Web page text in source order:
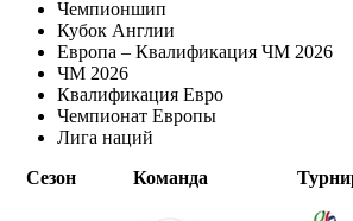
Чемпионшип
Кубок Англии
Европа – Квалификация ЧМ 2026
ЧМ 2026
Квалификация Евро
Чемпионат Европы
Лига наций
Сезон
Команда